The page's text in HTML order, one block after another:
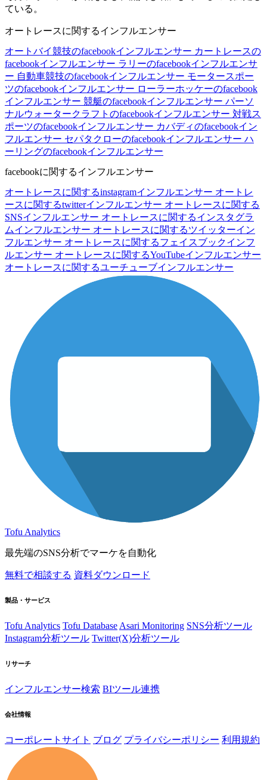
ている。
オートレースに関するインフルエンサー
オートバイ競技のfacebookインフルエンサー カートレースの
facebookインフルエンサー ラリーのfacebookインフルエンサ
ー 自動車競技のfacebookインフルエンサー モータースポー
ツのfacebookインフルエンサー ローラーホッケーのfacebook
インフルエンサー 競艇のfacebookインフルエンサー パーソ
ナルウォータークラフトのfacebookインフルエンサー 対戦ス
ポーツのfacebookインフルエンサー カバディのfacebookイン
フルエンサー セパタクローのfacebookインフルエンサー ハ
ーリングのfacebookインフルエンサー
facebookに関するインフルエンサー
オートレースに関するinstagramインフルエンサー オートレ
ースに関するtwitterインフルエンサー オートレースに関する
SNSインフルエンサー オートレースに関するインスタグラ
ムインフルエンサー オートレースに関するツイッターイン
フルエンサー オートレースに関するフェイスブックインフ
ルエンサー オートレースに関するYouTubeインフルエンサー
オートレースに関するユーチューブインフルエンサー
Tofu Analytics
最先端のSNS分析でマーケを自動化
無料で相談する 資料ダウンロード
製品・サービス
Tofu Analytics Tofu Database Asari Monitoring SNS分析ツール
Instagram分析ツール Twitter(X)分析ツール
リサーチ
インフルエンサー検索 BIツール連携
会社情報
コーポレートサイト ブログ プライバシーポリシー 利用規約